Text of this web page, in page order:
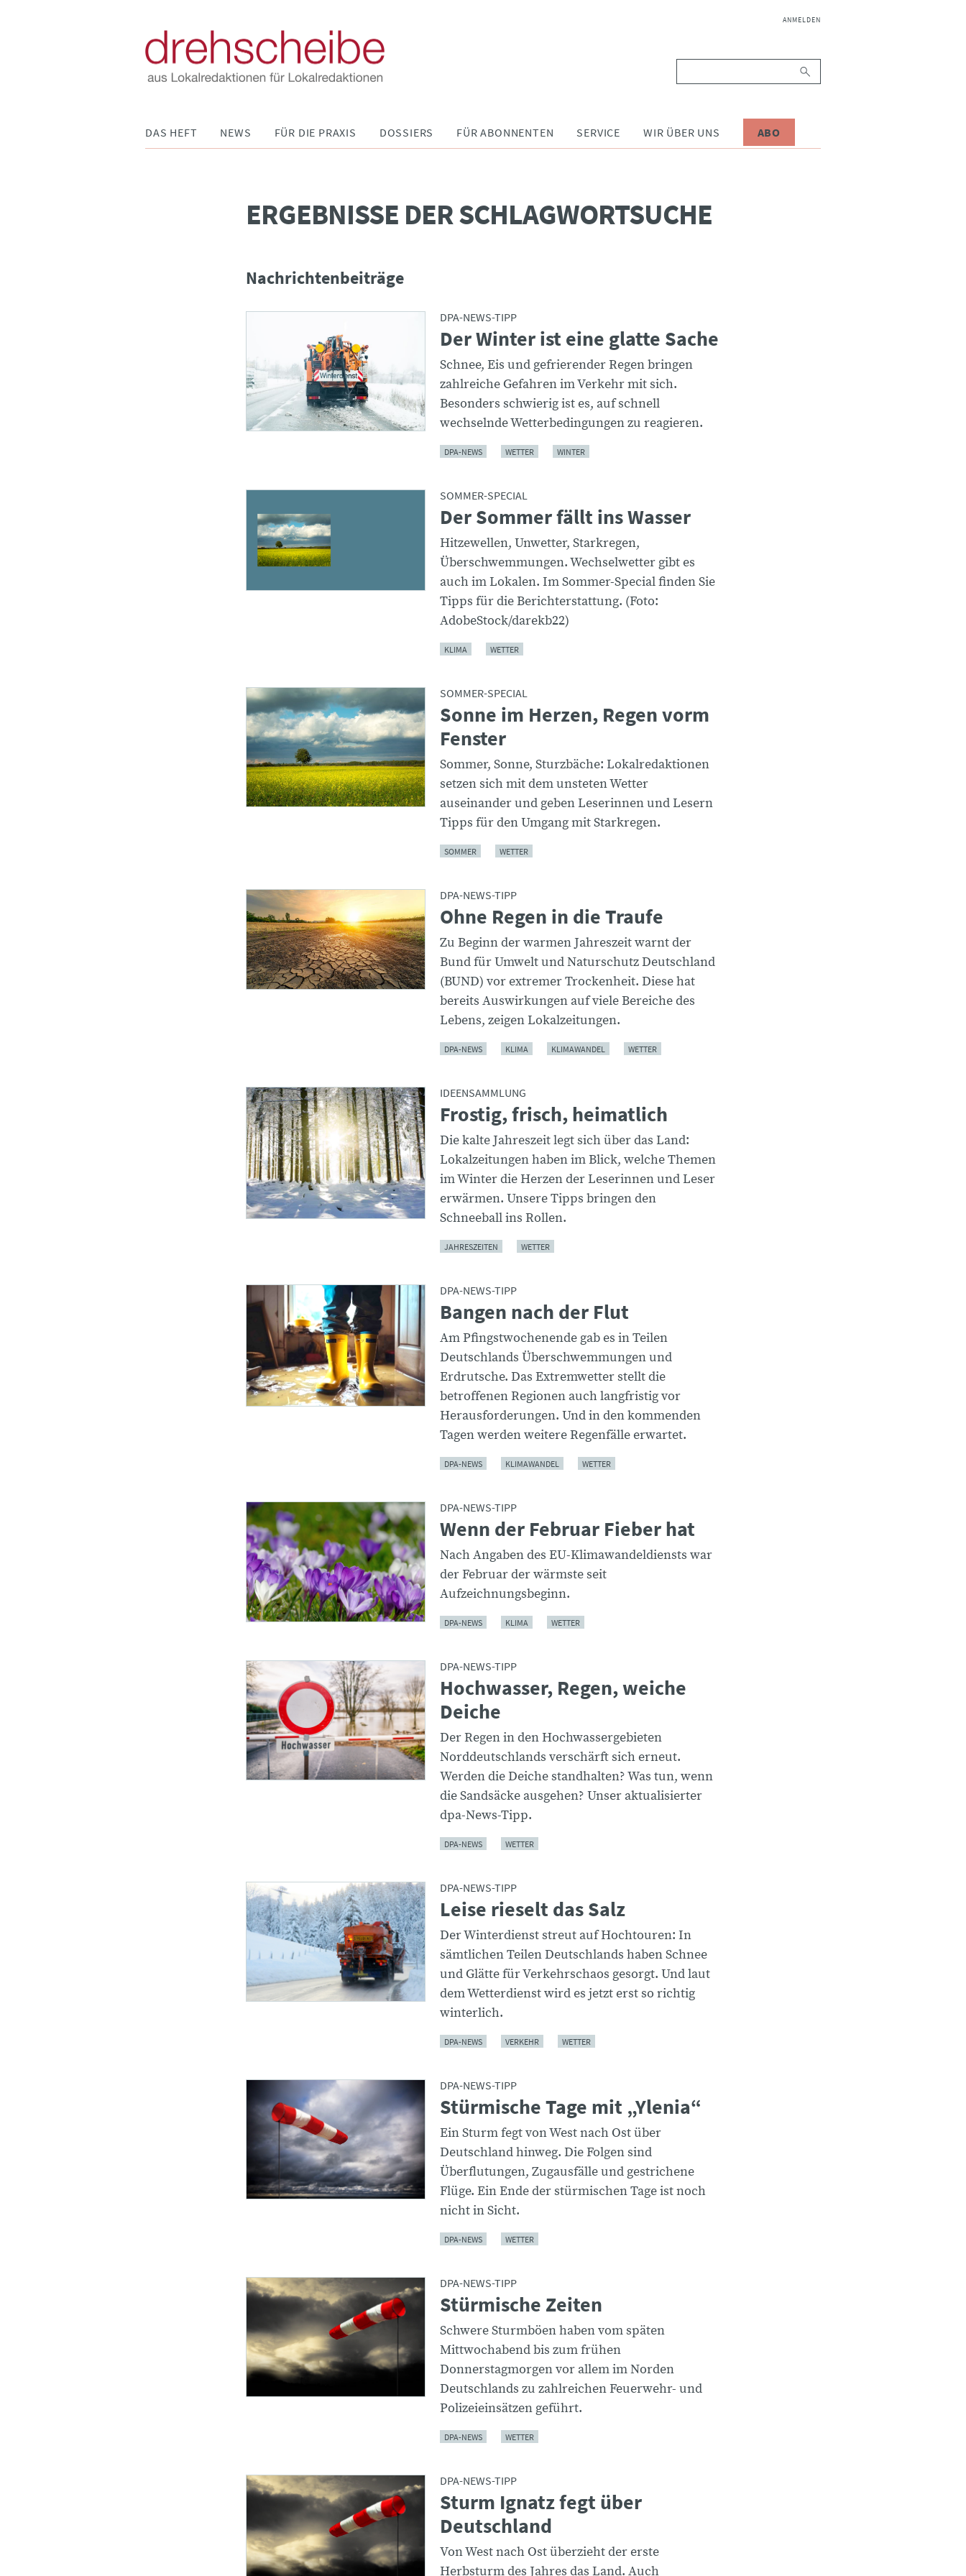
NAVIGATION
ANMELDEN
DAS HEFT NEWS FÜR DIE PRAXIS DOSSIERS FÜR ABONNENTEN SERVICE WIR ÜBER UNS ABO
­ERGEBNISSE DER SCHLAGWORTSUCHE
Nachrichtenbeiträge
DPA-NEWS-TIPP
Der Winter ist eine glatte Sache
Schnee, Eis und gefrierender Regen bringen
zahlreiche Gefahren im Verkehr mit sich.
Besonders schwierig ist es, auf schnell
wechselnde Wetterbedingungen zu reagieren.
DPA-NEWS WETTER WINTER
SOMMER-SPECIAL
Der Sommer fällt ins Wasser
Hitzewellen, Unwetter, Starkregen,
Überschwemmungen. Wechselwetter gibt es
auch im Lokalen. Im Sommer-Special finden Sie
Tipps für die Berichterstattung. (Foto:
AdobeStock/darekb22)
KLIMA WETTER
SOMMER-SPECIAL
Sonne im Herzen, Regen vorm
Fenster
Sommer, Sonne, Sturzbäche: Lokalredaktionen
setzen sich mit dem unsteten Wetter
auseinander und geben Leserinnen und Lesern
Tipps für den Umgang mit Starkregen.
SOMMER WETTER
DPA-NEWS-TIPP
Ohne Regen in die Traufe
Zu Beginn der warmen Jahreszeit warnt der
Bund für Umwelt und Naturschutz Deutschland
(BUND) vor extremer Trockenheit. Diese hat
bereits Auswirkungen auf viele Bereiche des
Lebens, zeigen Lokalzeitungen.
DPA-NEWS KLIMA KLIMAWANDEL WETTER
IDEENSAMMLUNG
Frostig, frisch, heimatlich
Die kalte Jahreszeit legt sich über das Land:
Lokalzeitungen haben im Blick, welche Themen
im Winter die Herzen der Leserinnen und Leser
erwärmen. Unsere Tipps bringen den
Schneeball ins Rollen.
JAHRESZEITEN WETTER
DPA-NEWS-TIPP
Bangen nach der Flut
Am Pfingstwochenende gab es in Teilen
Deutschlands Überschwemmungen und
Erdrutsche. Das Extremwetter stellt die
betroffenen Regionen auch langfristig vor
Herausforderungen. Und in den kommenden
Tagen werden weitere Regenfälle erwartet.
DPA-NEWS KLIMAWANDEL WETTER
DPA-NEWS-TIPP
Wenn der Februar Fieber hat
Nach Angaben des EU-Klimawandeldiensts war
der Februar der wärmste seit
Aufzeichnungsbeginn.
DPA-NEWS KLIMA WETTER
DPA-NEWS-TIPP
Hochwasser, Regen, weiche
Deiche
Der Regen in den Hochwassergebieten
Norddeutschlands verschärft sich erneut.
Werden die Deiche standhalten? Was tun, wenn
die Sandsäcke ausgehen? Unser aktualisierter
dpa-News-Tipp.
DPA-NEWS WETTER
DPA-NEWS-TIPP
Leise rieselt das Salz
Der Winterdienst streut auf Hochtouren: In
sämtlichen Teilen Deutschlands haben Schnee
und Glätte für Verkehrschaos gesorgt. Und laut
dem Wetterdienst wird es jetzt erst so richtig
winterlich.
DPA-NEWS VERKEHR WETTER
DPA-NEWS-TIPP
Stürmische Tage mit „Ylenia“
Ein Sturm fegt von West nach Ost über
Deutschland hinweg. Die Folgen sind
Überflutungen, Zugausfälle und gestrichene
Flüge. Ein Ende der stürmischen Tage ist noch
nicht in Sicht.
DPA-NEWS WETTER
DPA-NEWS-TIPP
Stürmische Zeiten
Schwere Sturmböen haben vom späten
Mittwochabend bis zum frühen
Donnerstagmorgen vor allem im Norden
Deutschlands zu zahlreichen Feuerwehr- und
Polizeieinsätzen geführt.
DPA-NEWS WETTER
DPA-NEWS-TIPP
Sturm Ignatz fegt über
Deutschland
Von West nach Ost überzieht der erste
Herbsturm des Jahres das Land. Auch